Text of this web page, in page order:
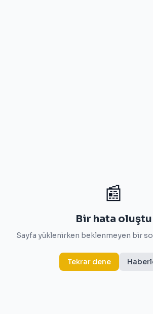
📰
Bir hata oluştu
Sayfa yüklenirken beklenmeyen bir
Tekrar dene